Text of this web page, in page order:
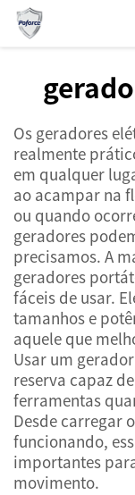
Sobre Nós
Produtos
Serviços
Notícias
Contacte-nos
Os geradores
realmente
em qualquer
ao acampar na
ou quando
geradores
precisamos. A
geradores
fáceis de usar.
tamanhos e
aquele que
Usar um
reserva capaz
ferramentas
Desde carregar
funcionando,
importantes
movimento.